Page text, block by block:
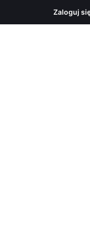
Zaloguj